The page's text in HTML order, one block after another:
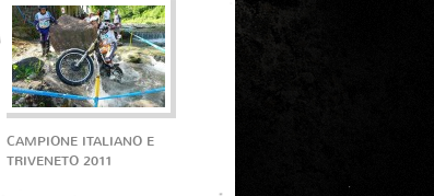
CAMPIONE ITALIANO E
TRIVENETO 2011